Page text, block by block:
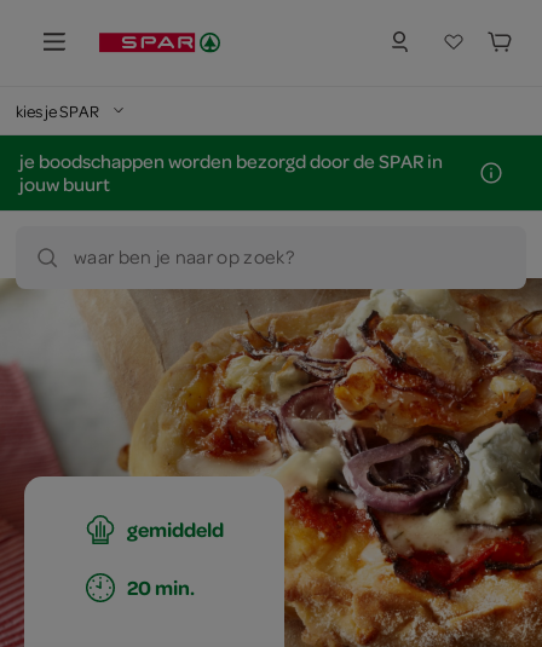
kies je SPAR
je boodschappen worden bezorgd door de SPAR in
jouw buurt
waar ben je naar op zoek?
gemiddeld
20 min.